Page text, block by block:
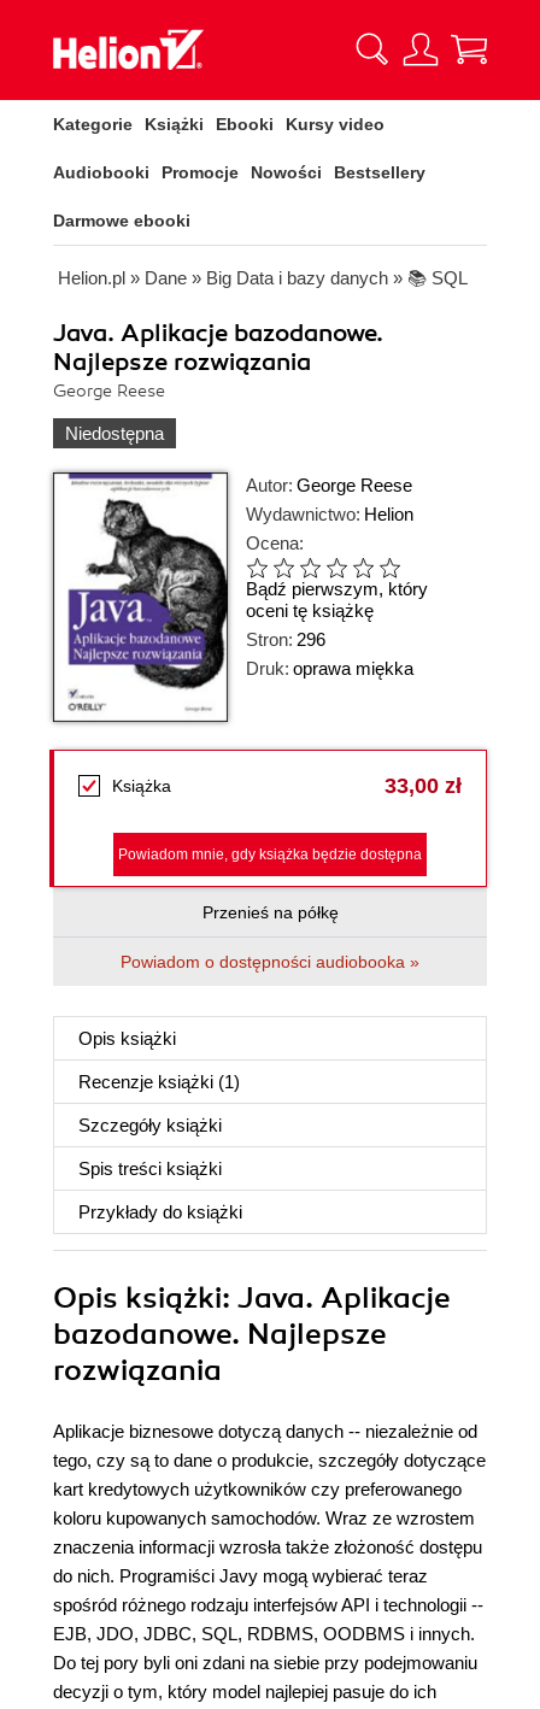
Kategorie Książki Ebooki Kursy video
Audiobooki Promocje Nowości Bestsellery
Darmowe ebooki
Helion.pl » Dane » Big Data i bazy danych » 📚 SQL
Java. Aplikacje bazodanowe.
Najlepsze rozwiązania
George Reese
Niedostępna
Autor: George Reese
Wydawnictwo: Helion
Ocena:
Bądź pierwszym, który
oceni tę książkę
Stron: 296
Druk: oprawa miękka
Książka 33,00 zł
Powiadom mnie, gdy książka będzie dostępna
Przenieś na półkę
Powiadom o dostępności audiobooka »
Opis książki
Recenzje książki (1)
Szczegóły książki
Spis treści książki
Przykłady do książki
Opis książki: Java. Aplikacje
bazodanowe. Najlepsze
rozwiązania
Aplikacje biznesowe dotyczą danych -- niezależnie od
tego, czy są to dane o produkcie, szczegóły dotyczące
kart kredytowych użytkowników czy preferowanego
koloru kupowanych samochodów. Wraz ze wzrostem
znaczenia informacji wzrosła także złożoność dostępu
do nich. Programiści Javy mogą wybierać teraz
spośród różnego rodzaju interfejsów API i technologii --
EJB, JDO, JDBC, SQL, RDBMS, OODBMS i innych.
Do tej pory byli oni zdani na siebie przy podejmowaniu
decyzji o tym, który model najlepiej pasuje do ich